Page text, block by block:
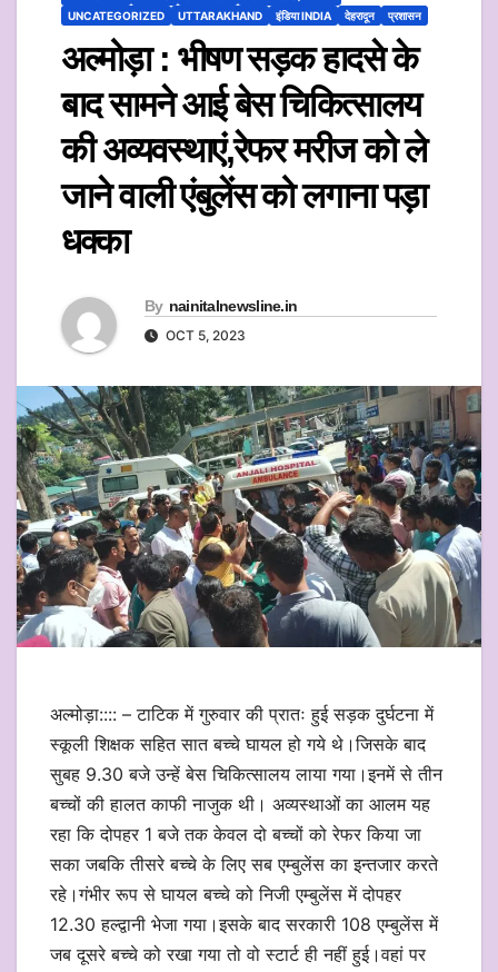
UNCATEGORIZED
UTTARAKHAND इंडिया INDIA देहरादून प्रशासन
अल्मोड़ा : भीषण सड़क हादसे के
बाद सामने आई बेस चिकित्सालय
की अव्यवस्थाएं,रेफर मरीज को ले
जाने वाली एंबुलेंस को लगाना पड़ा
धक्का
By nainitalnewsline.in
OCT 5, 2023
अल्मोड़ा:::: – टाटिक में गुरुवार की प्रातः हुई सड़क दुर्घटना में
स्कूली शिक्षक सहित सात बच्चे घायल हो गये थे।जिसके बाद
सुबह 9.30 बजे उन्हें बेस चिकित्सालय लाया गया।इनमें से तीन
बच्चों की हालत काफी नाजुक थी। अव्यस्थाओं का आलम यह
रहा कि दोपहर 1 बजे तक केवल दो बच्चों को रेफर किया जा
सका जबकि तीसरे बच्चे के लिए सब एम्बुलेंस का इन्तजार करते
रहे।गंभीर रूप से घायल बच्चे को निजी एम्बुलेंस में दोपहर
12.30 हल्द्वानी भेजा गया।इसके बाद सरकारी 108 एम्बुलेंस में
जब दूसरे बच्चे को रखा गया तो वो स्टार्ट ही नहीं हुई।वहां पर